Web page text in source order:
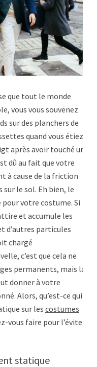
que tout le monde
vous vous souvenez
sur des planchers de
quand vous étiez
après avoir touché une
dû au fait que votre
à cause de la friction
le sol. Eh bien, le
votre costume. Si
et accumule les
d’autres particules
chargé
c’est que cela ne
permanents, mais la
donner à votre
Alors, qu’est-ce qui
sur les costumes
vous faire pour l’éviter
statique